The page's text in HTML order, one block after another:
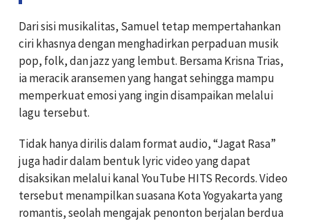
Dari sisi musikalitas, Samuel tetap mempertahankan
ciri khasnya dengan menghadirkan perpaduan musik
pop, folk, dan jazz yang lembut. Bersama Krisna Trias,
ia meracik aransemen yang hangat sehingga mampu
memperkuat emosi yang ingin disampaikan melalui
lagu tersebut.
Tidak hanya dirilis dalam format audio, “Jagat Rasa”
juga hadir dalam bentuk lyric video yang dapat
disaksikan melalui kanal YouTube HITS Records. Video
tersebut menampilkan suasana Kota Yogyakarta yang
romantis, seolah mengajak penonton berjalan berdua